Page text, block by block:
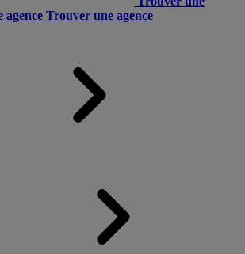
agence Trouver une agence